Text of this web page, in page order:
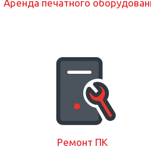
Аренда печатного
Ремонт ПК